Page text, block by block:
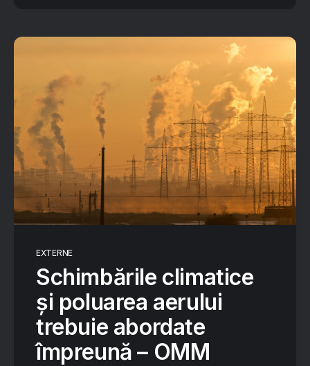
EXTERNE
Schimbările climatice
și poluarea aerului
trebuie abordate
împreună – OMM